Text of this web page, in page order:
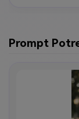
Prompt